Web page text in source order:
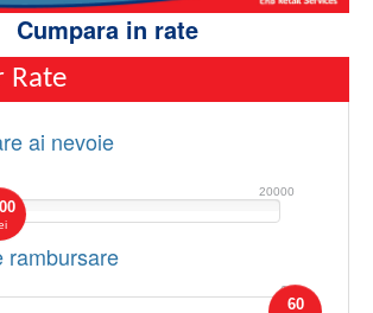
Cumpara in rate
Rate
ai nevoie
20000
rambursare
60
60